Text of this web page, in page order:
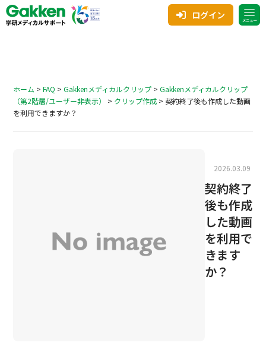
ログイン
ホーム >FAQ >Gakkenメディカルクリップ >Gakkenメディカルクリップ
（第2階層/ユーザー非表示）
> クリップ作成 > 契約終了後も作成した動画
を利用できますか？
2026.03.09
契約終了
後も作成
した動画
を利用で
きます
か？